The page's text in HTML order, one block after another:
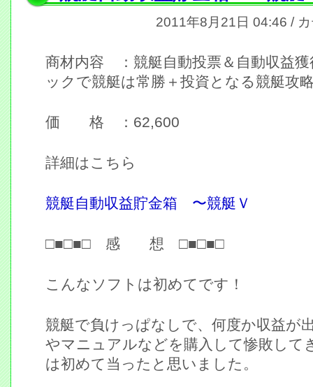
2011年8月21日 04:46 /
商材内容 ：競艇自動投票＆自動収益
ックで競艇は常勝＋投資となる競艇攻
価 格 ：62,600
詳細はこちら
競艇自動収益貯金箱 〜競艇Ｖ
□■□■□ 感 想 □■□■□
こんなソフトは初めてです！
競艇で負けっぱなしで、何度か収益が
やマニュアルなどを購入して惨敗して
は初めて当ったと思いました。